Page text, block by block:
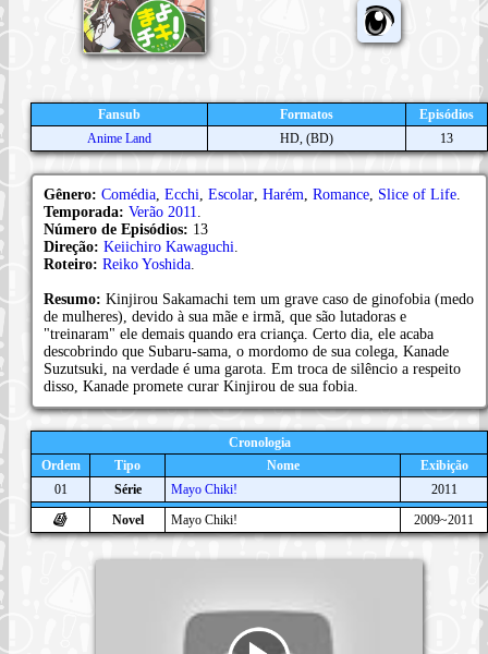
Fansub Formatos
Episódios
Anime Land
HD, (BD) 13
Gênero: Comédia Ecchi Escolar Harém Romance Slice of Life
Temporada: Verão 2011
Número de Episódios: 13
Direção: Keiichiro Kawaguchi
Roteiro: Reiko Yoshida
Resumo: Kinjirou Sakamachi tem um grave caso de ginofobia (medo
de mulheres), devido à sua mãe e irmã, que são lutadoras e
"treinaram" ele demais quando era criança. Certo dia, ele acaba
descobrindo que Subaru-sama, o mordomo de sua colega, Kanade
Suzutsuki, na verdade é uma garota. Em troca de silêncio a respeito
disso, Kanade promete curar Kinjirou de sua fobia.
Cronologia
Ordem
Tipo Nome
Exibição
01
Série Mayo Chiki!
2011
Novel
Mayo Chiki! 2009~2011